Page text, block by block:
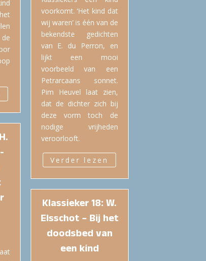
voorkomt. ‘Het kind dat
wij waren’ is één van de
bekendste gedichten
van E. du Perron, en
lijkt een mooi
voorbeeld van een
Petrarcaans sonnet.
Pim Heuvel laat zien,
dat de dichter zich bij
deze vorm toch de
nodige vrijheden
veroorlooft.
Verder lezen
Klassieker 18: W.
Elsschot – Bij het
doodsbed van
een kind